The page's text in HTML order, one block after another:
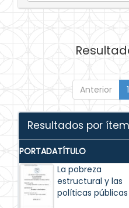
Anterior 1
Resultados por
PORTADATÍTULO
La pobreza
estructural y las
políticas públicas